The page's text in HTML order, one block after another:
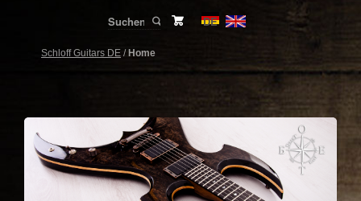
SuchenDE
Schloff Guitars DE / Home